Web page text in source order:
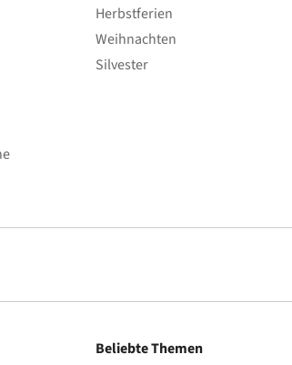
Herbstferien
Weihnachten
Silvester
Beliebte Themen